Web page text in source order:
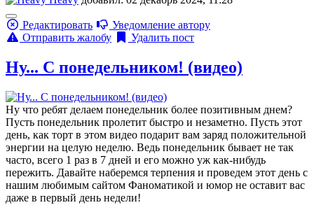
Редактировать
Уведомление автору
Отправить жалобу
Удалить пост
Ну... С понедельником! (видео)
Ну что ребят делаем понедельник более позитивным днем?
Пусть понедельник пролетит быстро и незаметно. Пусть этот
день, как торт в этом видео подарит вам заряд положительной
энергии на целую неделю. Ведь понедельник бывает не так
часто, всего 1 раз в 7 дней и его можно уж как-нибудь
пережить. Давайте наберемся терпения и проведем этот день с
нашим любимым сайтом Фаноматикой и юмор не оставит вас
даже в первый день недели!